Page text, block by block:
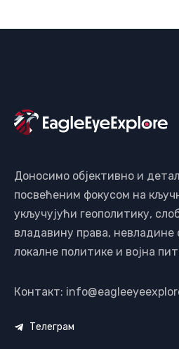
Доносимо објективно и
посвећеним фокусом на
укључујући геополитику,
владавину права, невладине
локалне политике и војна
Контакт:
Телеграм